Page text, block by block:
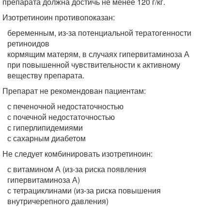
Изотретиноин противопоказан:
беременным, из-за потенциальной тератогенности
ретиноидов
кормящим матерям, в случаях гипервитаминоза А
при повышенной чувствительности к активному
веществу препарата.
Препарат не рекомендован пациентам:
с печеночной недостаточностью
с почечной недостаточностью
с гиперлипидемиями
с сахарным диабетом
Не следует комбинировать изотретиноин:
с витамином А (из-за риска появления
гипервитаминоза А)
с тетрациклинами (из-за риска повышения
внутричерепного давления)